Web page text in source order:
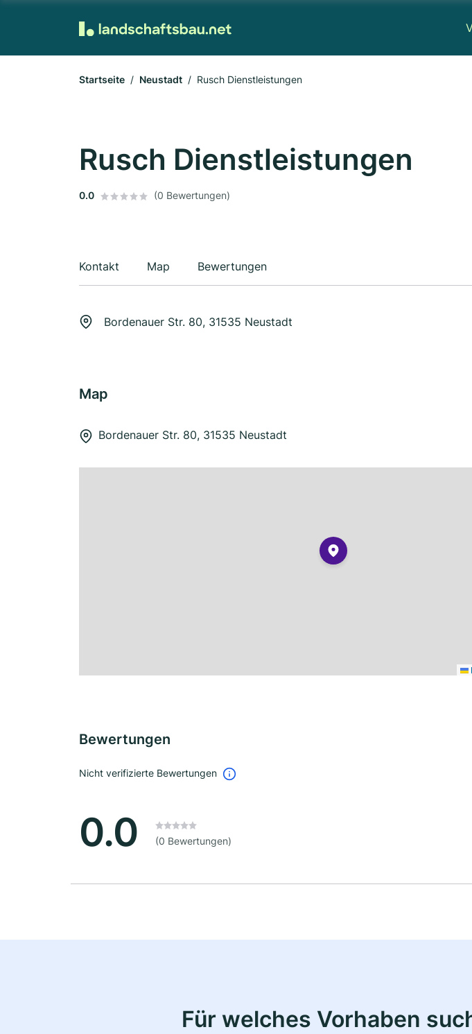
Startseite Neustadt Rusch Dienstleistungen
Rusch Dienstleistungen
0.0 (0 Bewertungen)
Kontakt Map Bewertungen
Bordenauer Str. 80, 31535 Neustadt
Map
Bordenauer Str. 80, 31535 Neustadt
Bewertungen
Nicht verifizierte Bewertungen
0.0 (0 Bewertungen)
Für welches Vorhaben